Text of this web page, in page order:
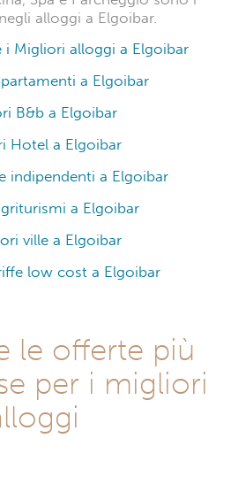
alloggi a Elgoibar.
Migliori alloggi a Elgoibar
a Elgoibar
B&b a Elgoibar
Hotel a Elgoibar
indipendenti a Elgoibar
a Elgoibar
ville a Elgoibar
low cost a Elgoibar
le offerte più
per i migliori